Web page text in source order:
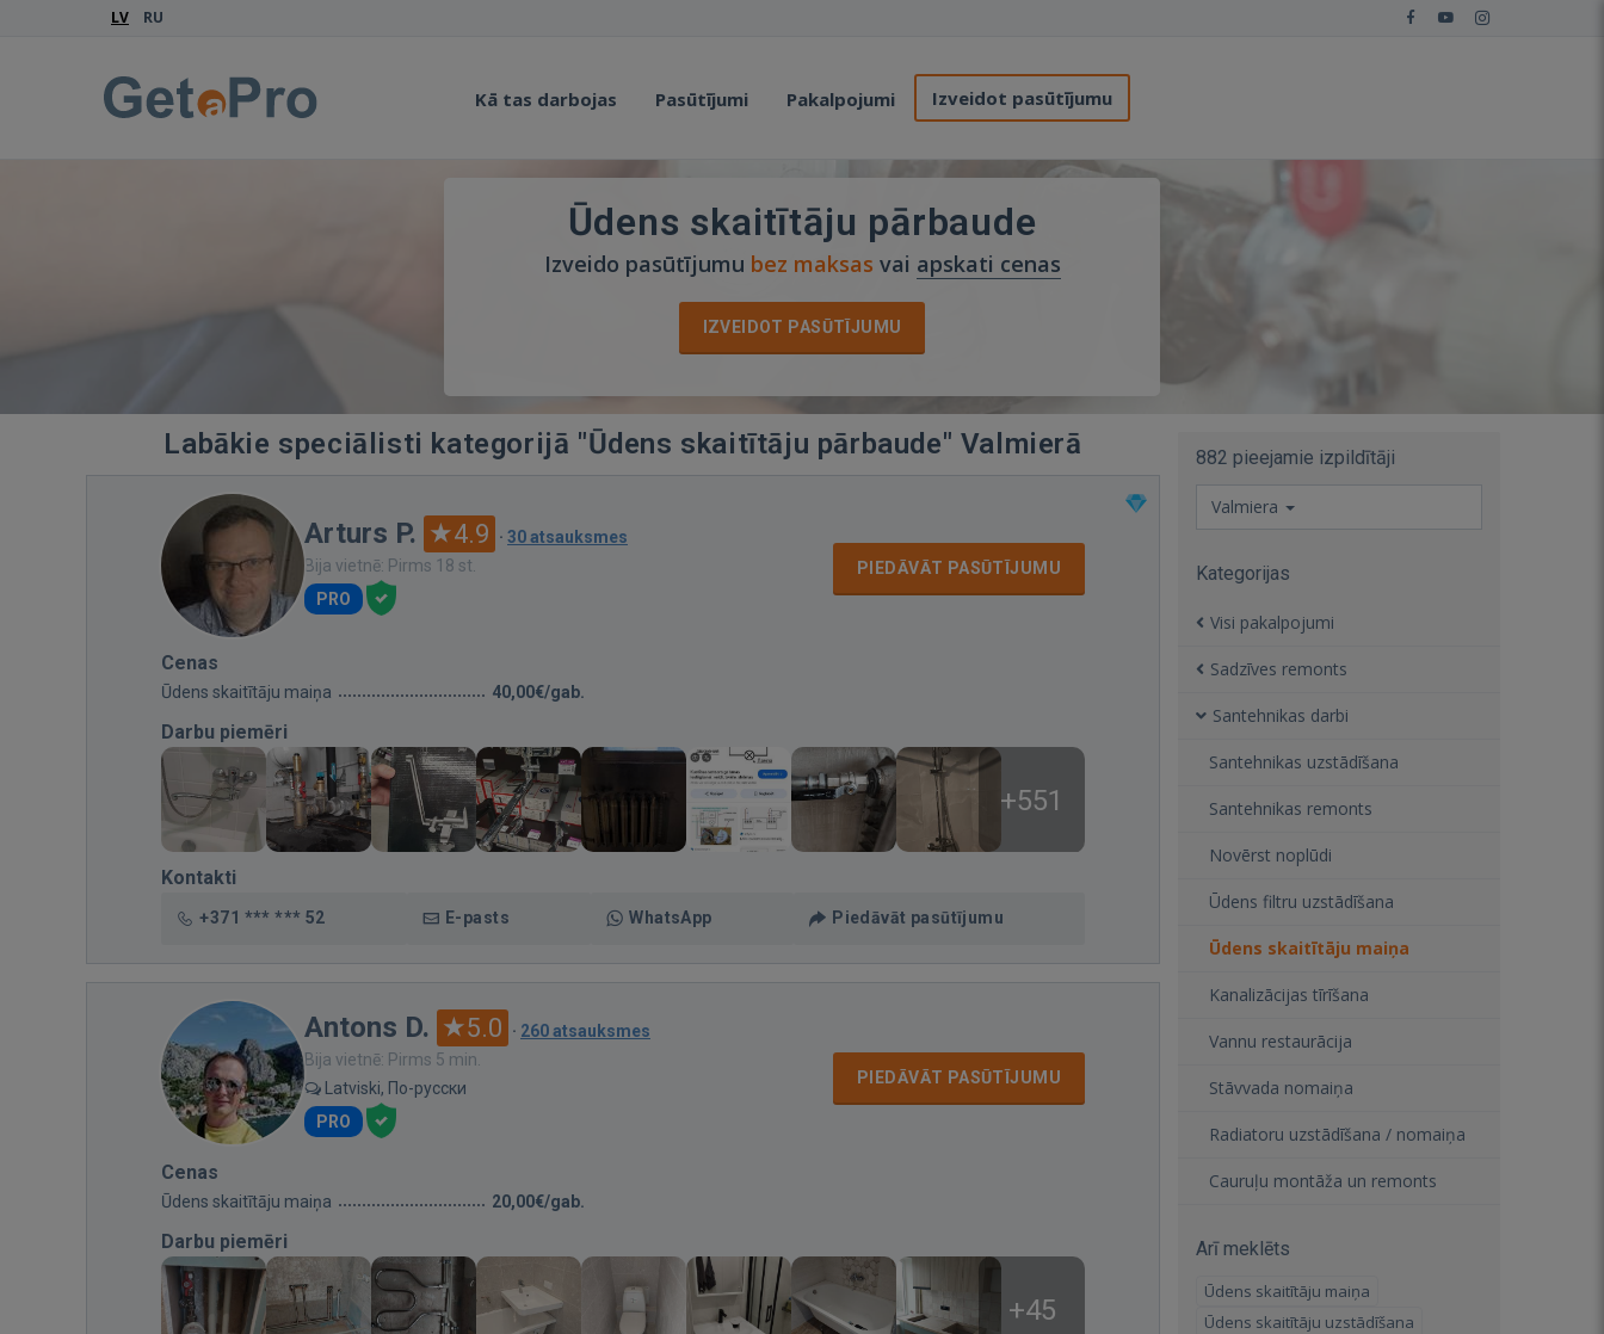
LV RU
Kā tas darbojas Pasūtījumi Pakalpojumi Izveidot pasūtījumu
Ūdens skaitītāju pārbaude
Izveido pasūtījumu bez maksas vai apskati cenas
IZVEIDOT PASŪTĪJUMU
Labākie speciālisti kategorijā "Ūdens skaitītāju pārbaude" Valmierā
Arturs P. 4.9 · 30 atsauksmes
Bija vietnē: Pirms 18 st.
PRO
PIEDĀVĀT PASŪTĪJUMU
Cenas
Ūdens skaitītāju maiņa 40,00€/gab.
Darbu piemēri
+551
Kontakti
+371 *** *** 52 E-pasts WhatsApp Piedāvāt pasūtījumu
Antons D. 5.0 · 260 atsauksmes
Bija vietnē: Pirms 5 min.
Latviski, По-русски
PRO
PIEDĀVĀT PASŪTĪJUMU
Cenas
Ūdens skaitītāju maiņa 20,00€/gab.
Darbu piemēri
+45
882 pieejamie izpildītāji
Valmiera
Kategorijas
Visi pakalpojumi
Sadzīves remonts
Santehnikas darbi
Santehnikas uzstādīšana
Santehnikas remonts
Novērst noplūdi
Ūdens filtru uzstādīšana
Ūdens skaitītāju maiņa
Kanalizācijas tīrīšana
Vannu restaurācija
Stāvvada nomaiņa
Radiatoru uzstādīšana / nomaiņa
Cauruļu montāža un remonts
Arī meklēts
Ūdens skaitītāju maiņa
Ūdens skaitītāju uzstādīšana